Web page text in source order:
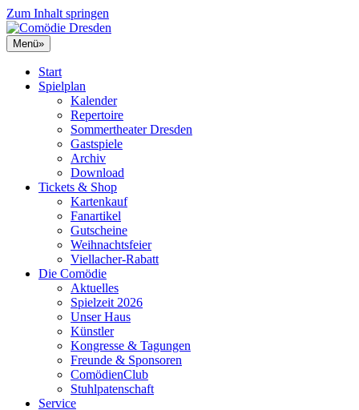
Zum Inhalt springen
Menü»
Start
Spielplan
Kalender
Repertoire
Sommertheater Dresden
Gastspiele
Archiv
Download
Tickets & Shop
Kartenkauf
Fanartikel
Gutscheine
Weihnachtsfeier
Viellacher-Rabatt
Die Comödie
Aktuelles
Spielzeit 2026
Unser Haus
Künstler
Kongresse & Tagungen
Freunde & Sponsoren
ComödienClub
Stuhlpatenschaft
Service